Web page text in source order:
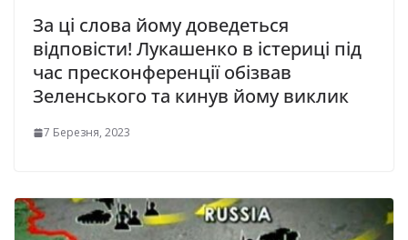
За ці слова йому доведеться
відповісти! Лукашенко в істериці під
час пресконференції обізвав
Зеленського та кинув йому виклик
7 Березня, 2023